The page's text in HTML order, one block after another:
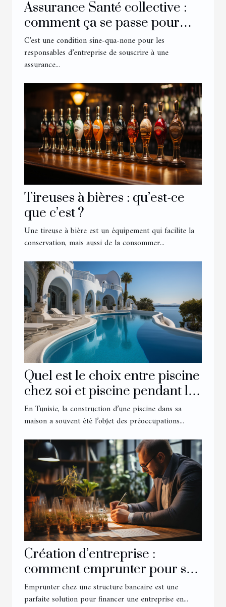
Assurance Santé collective :
comment ça se passe pour
son entreprise ?
C’est une condition sine-qua-none pour les
responsables d’entreprise de souscrire à une
assurance...
Tireuses à bières : qu’est-ce
que c’est ?
Une tireuse à bière est un équipement qui facilite la
conservation, mais aussi de la consommer...
Quel est le choix entre piscine
chez soi et piscine pendant les
vacances chez les Tunisiens ?
En Tunisie, la construction d’une piscine dans sa
maison a souvent été l’objet des préoccupations...
Création d’entreprise :
comment emprunter pour se
lancer ?
Emprunter chez une structure bancaire est une
parfaite solution pour financer une entreprise en...